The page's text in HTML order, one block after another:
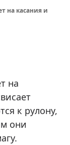
на касания и
на
к рулону,
они